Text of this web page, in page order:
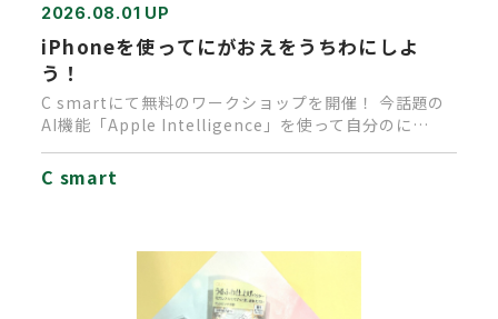
2026.08.01 UP
iPhoneを使ってにがおえをうちわにしよ
う！
C smartにて無料のワークショップを開催！ 今話題の
AI機能「Apple Intelligence」を使って自分のに…
C smart